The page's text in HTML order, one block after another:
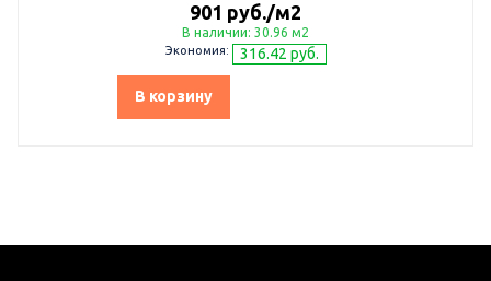
901 руб./м2
В наличии: 30.96 м2
Экономия: 316.42 руб.
В корзину